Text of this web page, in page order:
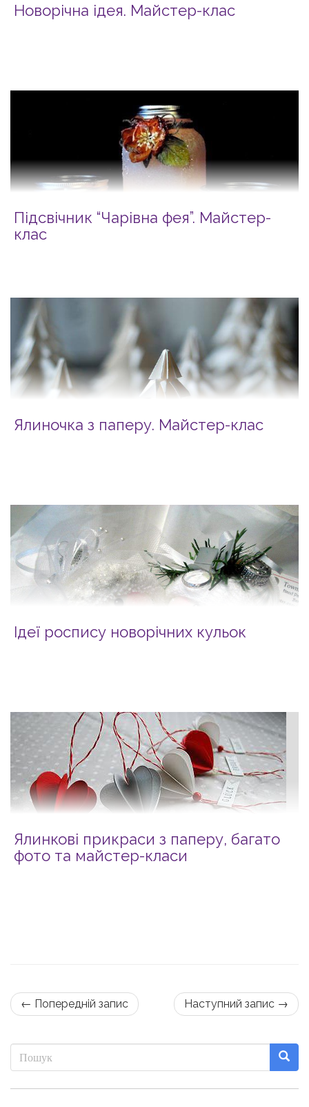
Новорічна ідея. Майстер-клас
Підсвічник “Чарівна фея”. Майстер-
клас
Ялиночка з паперу. Майстер-клас
Ідеї роспису новорічних кульок
Ялинкові прикраси з паперу, багато
фото та майстер-класи
← Попередній запис Наступний запис →